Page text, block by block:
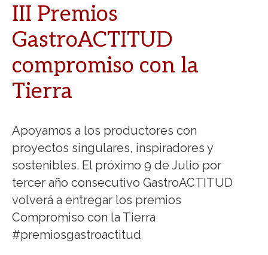
III Premios
GastroACTITUD
compromiso con la
Tierra
Apoyamos a los productores con
proyectos singulares, inspiradores y
sostenibles. El próximo 9 de Julio por
tercer año consecutivo GastroACTITUD
volverá a entregar los premios
Compromiso con la Tierra
#premiosgastroactitud